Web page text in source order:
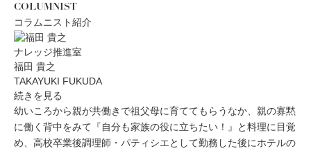
COLUMNIST
コラムニスト紹介
ナレッジ推進室
福田 貴之
TAKAYUKI FUKUDA
続きを見る
幼いころから親が共働きで祖父母に育ててもらうなか、親の寡黙
に働く背中をみて『自分も家族の役に立ちたい！』と料理に目覚
め、高校卒業後調理師・パティシエとして勤務した後にホテルの